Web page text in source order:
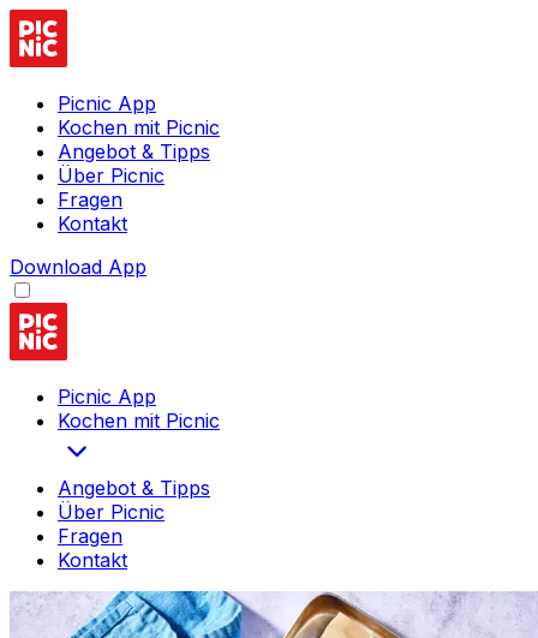
Picnic App
Kochen mit Picnic
Angebot & Tipps
Über Picnic
Fragen
Kontakt
Download App
Picnic App
Kochen mit Picnic
Angebot & Tipps
Über Picnic
Fragen
Kontakt